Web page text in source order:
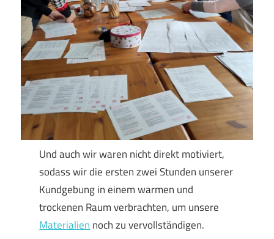
Und auch wir waren nicht direkt motiviert,
sodass wir die ersten zwei Stunden unserer
Kundgebung in einem warmen und
trockenen Raum verbrachten, um unsere
Materialien noch zu vervollständigen.